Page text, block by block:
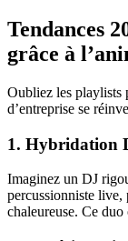
Tendances
grâce à
Oubliez les playlists
d’entreprise se
1. Hybridation
Imaginez un DJ
percussionniste live,
chaleureuse. Ce